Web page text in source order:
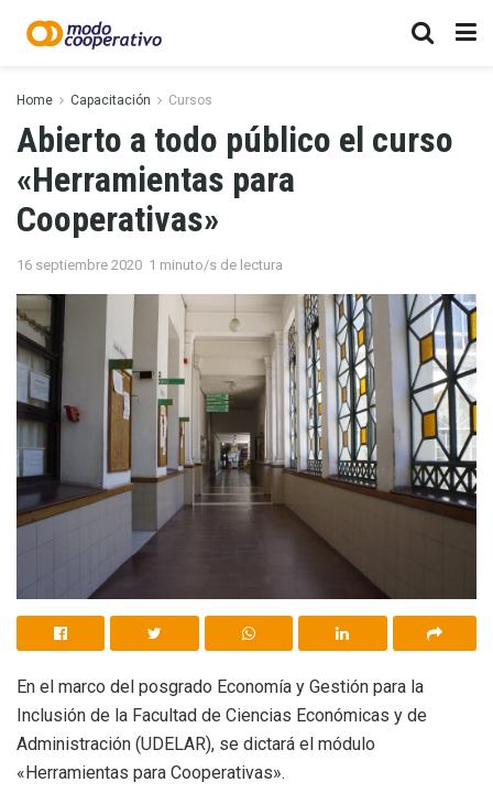
Home Capacitación Cursos
Abierto a todo público el curso
«Herramientas para
Cooperativas»
16 septiembre 2020 1 minuto/s de lectura
En el marco del posgrado Economía y Gestión para la
Inclusión de la Facultad de Ciencias Económicas y de
Administración (UDELAR), se dictará el módulo
«Herramientas para Cooperativas».